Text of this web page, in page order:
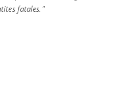
fatales."